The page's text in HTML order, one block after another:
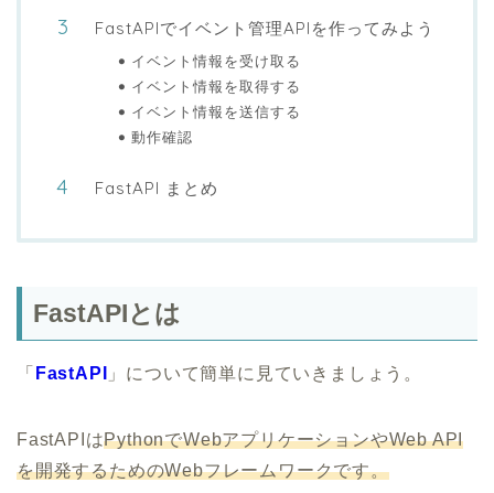
FastAPIでイベント管理APIを作ってみよう
イベント情報を受け取る
イベント情報を取得する
イベント情報を送信する
動作確認
FastAPI まとめ
FastAPIとは
「 FastAPI 」について簡単に見ていきましょう。
FastAPIはPythonでWebアプリケーションやWeb API
を開発するためのWebフレームワークです。